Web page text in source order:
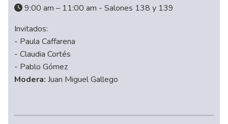
9:00 am – 11:00 am - Salones 138 y 139
Invitados:
- Paula Caffarena
- Claudia Cortés
- Pablo Gómez
Modera: Juan Miguel Gallego